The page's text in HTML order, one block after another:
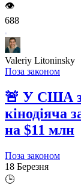
👁️
688
Valeriy Litoninsky
Поза законом
🚨 У США
кінодіяча
на $11 млн
Поза законом
18 Березня
🕒